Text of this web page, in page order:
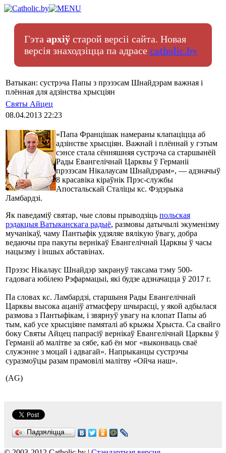
Гэта архіў старой версіі сайта. Новая
версія знаходзіцца па адрасе catholic.by
Ватыкан: сустрэча Папы з прэзэсам Шнайдэрам важная і
плённая для адзінства хрысціян
Святы Айцец
08.04.2013 22:23
«Папа Францішак намераны клапаціцца аб
адзінстве хрысціян. Важнай і плённай у гэтым
сэнсе стала сённяшняя сустрэча са старшынёй
Рады Евангелічнай Царквы ў Германіі
прэзэсам Нікалаусам Шнайдэрам», — адзначыў
8 красавіка кіраўнік Прэс-службы
Апостальскай Сталіцы кс. Фэдэрыка
Ламбардзі.
Як паведаміў святар, чые словы прыводзіць польская
рэдакцыя Ватыканскага радыё, размовы датычылі экуменізму
мучанікаў, чаму Пантыфік удзяляе вялікую ўвагу, добра
ведаючы пра пакуты вернікаў Евангелічнай Царквы ў часы
нацызму і іншых абставінах.
Прэзэс Нікалаус Шнайдэр закрануў таксама тэму 500-
гадовага юбілею Рэфармацыі, які будзе адзначацца ў 2017 г.
Па словах кс. Ламбардзі, старшыня Рады Евангелічнай
Царквы высока ацаніў атмасферу шчырасці, у якой адбылася
размова з Пантыфікам, і звярнуў увагу на клопат Папы аб
тым, каб усе хрысціяне памяталі аб крыжы Хрыста. Са свайго
боку Святы Айцец папрасіў вернікаў Евангелічнай Царквы ў
Германіі аб малітве за сябе, каб ён мог «выконваць сваё
служэнне з моцай і адвагай». Напрыканцы сустрэчы
суразмоўцы разам прамовілі малітву «Ойча наш».
(AG)
Падзяліцца…